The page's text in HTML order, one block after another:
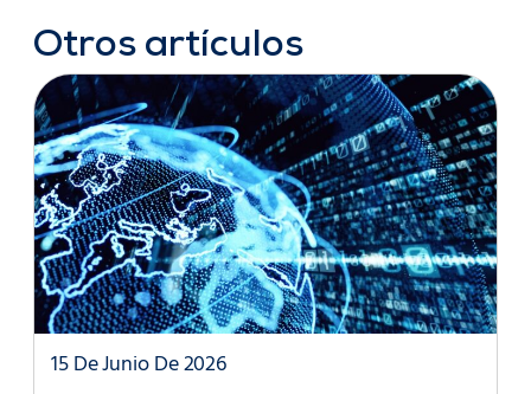
Otros artículos
15 De Junio De 2026